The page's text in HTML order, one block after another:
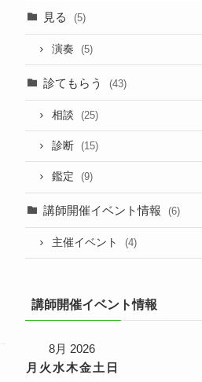
見る (5)
演奏 (5)
診てもらう (43)
相談 (25)
診断 (15)
鑑定 (9)
講師開催イベント情報 (6)
主催イベント (4)
講師開催イベント情報
8月 2026
月 火 水木金土 日